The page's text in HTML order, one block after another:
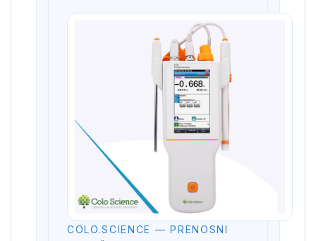
COLO.SCIENCE — PRENOSNI